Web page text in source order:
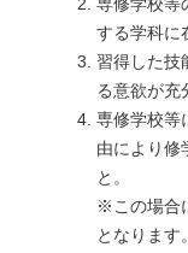
する学科に
習得した技
る意欲が充
専修学校等
由により修
と。
※この場合
となります。